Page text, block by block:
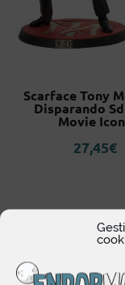
Scarface Tony
Disparando
Movie
27,45€